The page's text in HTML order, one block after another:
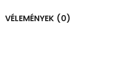
VÉLEMÉNYEK (0)